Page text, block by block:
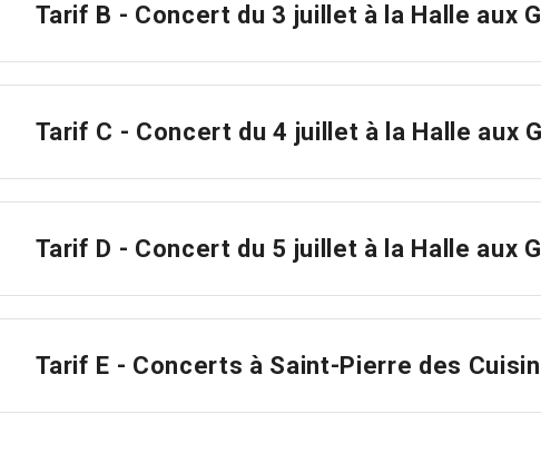
Tarif B - Concert du 3 juillet à la Halle aux
Tarif C - Concert du 4 juillet à la Halle aux
Tarif D - Concert du 5 juillet à la Halle aux
Tarif E - Concerts à Saint-Pierre des